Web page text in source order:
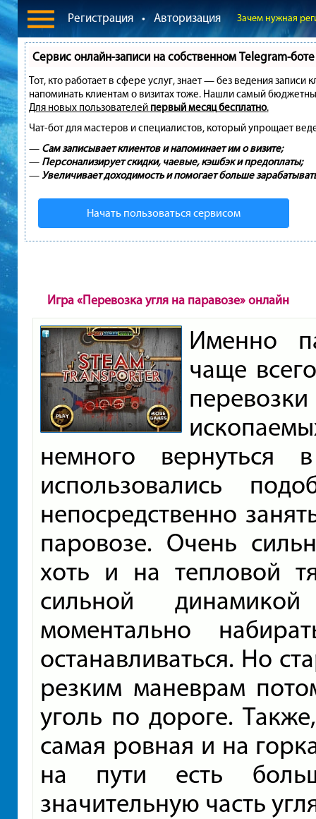
Регистрация • Авторизация Зачем нужная
Сервис онлайн-записи на собственном Telegram-боте
Тот, кто работает в сфере услуг, знает — без ведения
напоминать клиентам о визитах тоже. Нашли самый
Для новых пользователей первый месяц бесплатно.
Чат-бот для мастеров и специалистов, который упрощает
— Сам записывает клиентов и напоминает им о визите;
— Персонализирует скидки, чаевые, кэшбэк и предоплаты;
—Увеличивает доходимость и помогает больше
Начать пользоваться сервисом
Игра «Перевозка угля на паравозе» онлайн
Именно
чаще
немного вернуться
использовались
непосредственно
паровозе. Очень
хоть и на тепловой
сильной
моментально
останавливаться. Но
резким маневрам
уголь по дороге.
самая ровная и на
на пути есть
значительную часть